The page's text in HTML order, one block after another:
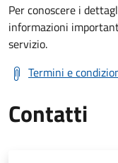
Per conoscere i
informazioni
servizio.
Termini e
Contatti